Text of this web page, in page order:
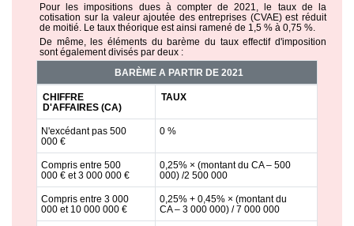
Pour les impositions dues à compter de 2021, le taux de la
cotisation sur la valeur ajoutée des entreprises (CVAE) est réduit
de moitié. Le taux théorique est ainsi ramené de 1,5 % à 0,75 %.
De même, les éléments du barème du taux effectif d'imposition
sont également divisés par deux :
BARÈME A PARTIR DE 2021
CHIFFRE
D'AFFAIRES (CA)
TAUX
N'excédant pas 500
000 €
0 %
Compris entre 500
000 € et 3 000 000 €
0,25% × (montant du CA – 500
000) /2 500 000
Compris entre 3 000
000 et 10 000 000 €
0,25% + 0,45% × (montant du
CA – 3 000 000) / 7 000 000